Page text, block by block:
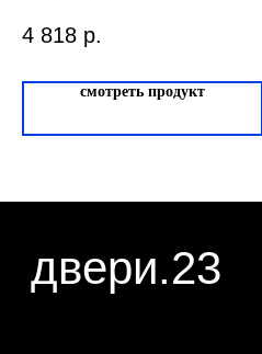
4 818 р.
смотреть продукт
г. Краснодар,
Политика
конфиденциальности
Сайт сделан студией"Рыба под
характер и ни при каких условиях не является
публичной офертой, определяемой положениями
даете согласие на обработку ваших
персональных данных.